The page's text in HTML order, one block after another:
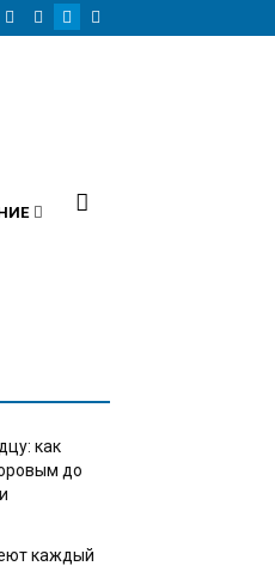
как
до
каждый